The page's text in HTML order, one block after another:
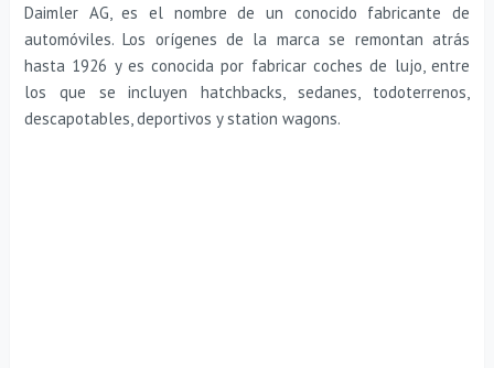
Daimler AG, es el nombre de un conocido fabricante de
automóviles. Los orígenes de la marca se remontan atrás
hasta 1926 y es conocida por fabricar coches de lujo, entre
los que se incluyen hatchbacks, sedanes, todoterrenos,
descapotables, deportivos y station wagons.